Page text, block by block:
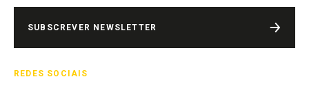
SUBSCREVER NEWSLETTER
REDES SOCIAIS